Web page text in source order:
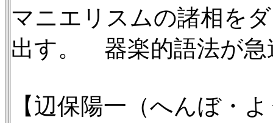
マニエリスムの諸相を
出す。 器楽的語法が急
【辺保陽一（へんぼ・